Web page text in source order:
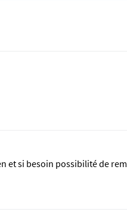
et si besoin possibilité de